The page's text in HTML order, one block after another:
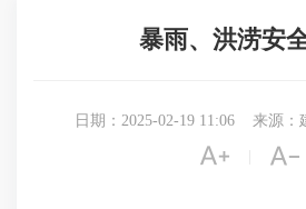
暴雨、洪涝安
日期：2025-02-19 11:06 来源：
 